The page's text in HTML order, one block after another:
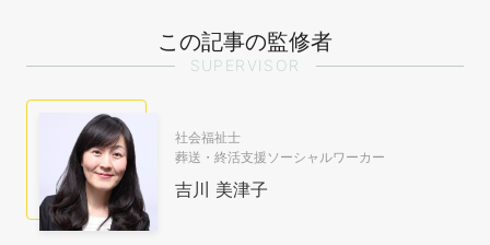
この記事の監修者
SUPERVISOR
吉川 美津子
社会福祉士
葬送・終活支援ソーシャルワーカー